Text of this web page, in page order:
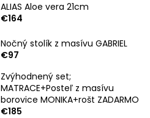
ALIAS Aloe vera 21cm
€164
Nočný stolík z masívu GABRIEL
€97
Zvýhodnený set;
MATRACE+Posteľ z masívu
borovice MONIKA+rošt ZADARMO
€185